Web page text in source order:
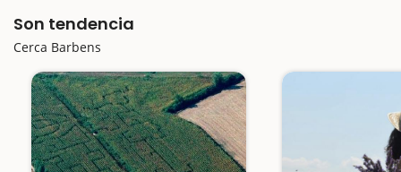
Son tendencia
Cerca Barbens